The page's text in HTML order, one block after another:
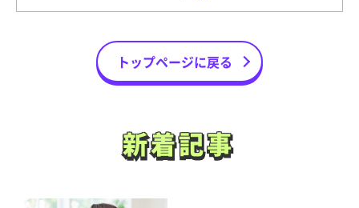
トップページに戻る
新着記事
新着記事